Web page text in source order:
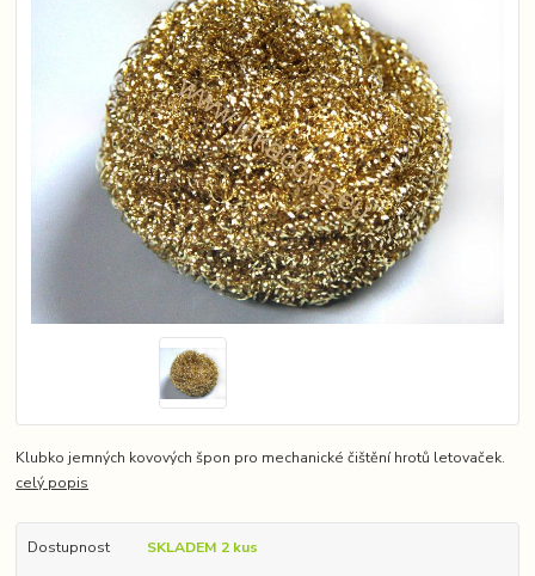
Klubko jemných kovových špon pro mechanické čištění hrotů letovaček.
celý popis
Dostupnost SKLADEM 2 kus